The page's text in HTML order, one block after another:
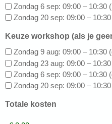
Zondag 6 sep: 09:00 – 10:30
Zondag 20 sep: 09:00 –
Keuze workshop (als je
Zondag 9 aug: 09:00 – 10:30
Zondag 23 aug: 09:00 –
Zondag 6 sep: 09:00 – 10:30
Zondag 20 sep: 09:00 –
Totale kosten